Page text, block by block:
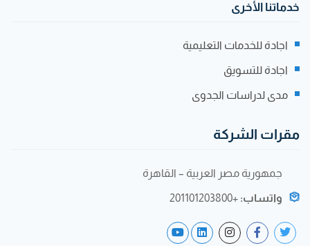
خدماتنا الأخرى
اجادة للخدمات التعليمية
اجادة للتسويق
مدى لدراسات الجدوى
مقرات الشركة
جمهورية مصر العربية – القاهرة
واتساب: +201101203800